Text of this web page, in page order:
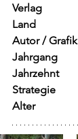
Verlag
Land
Autor / Grafik
Jahrgang
Jahrzehnt
Strategie
Alter